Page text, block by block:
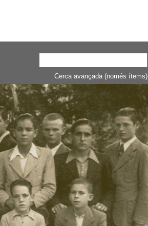
Cerca avançada (només ítems)